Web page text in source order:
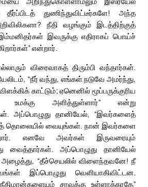
துணிந்துவிட்டீர்களே! அந்த
நீதி வழங்கும் இடத்திற்குத்
இவருக்கு எதிராகப் பொய்ச்
என்றார்.
விரைவாகத் திரும்பி வந்தார்கள்.
“நீர் வந்து, எங்கள் நடுவே அமர்ந்து,
காட்டும்; ஏனெனில் மூப்பருக்குரிய
உமக்கு அளித்துள்ளார்” என்று
அப்பொழுது தானியேல், “இவர்களைத்
தொலையில் வையுங்கள். நான் இவர்களை
எனவே அவர்கள் இருவரையும்
வைத்தார்கள். அப்பொழுது தானியேல்
“தீச்செயலில் விளைந்தவனே! நீ
இப்பொழுது வெளியாகிவிட்டன.
சாவுக்கு உள்ளாக்காதே”